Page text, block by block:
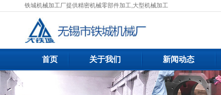
铁城机械加工厂提供精密机械零部件加工,大型机械加工
首页 关于我们 新闻动态